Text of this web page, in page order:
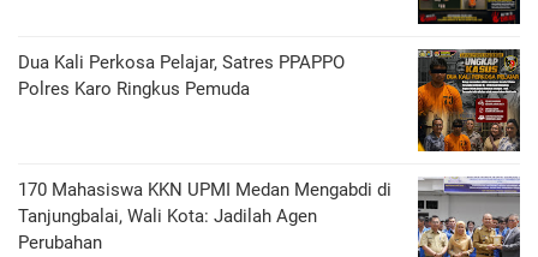
Dua Kali Perkosa Pelajar, Satres PPAPPO
Polres Karo Ringkus Pemuda
170 Mahasiswa KKN UPMI Medan Mengabdi di
Tanjungbalai, Wali Kota: Jadilah Agen
Perubahan